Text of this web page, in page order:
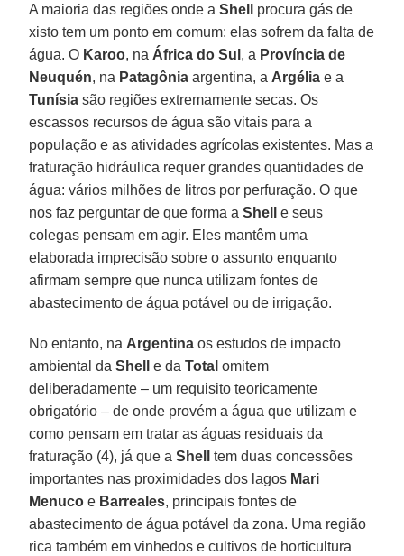
A maioria das regiões onde aShell
procura gás de
xisto tem um ponto em comum: elas sofrem da falta de
água. O Karoo, na África do Sul , a Província de
Neuquén, na Patagônia argentina, a Argélia e a
Tunísia são regiões extremamente secas. Os
escassos recursos de água são vitais para a
população e as atividades agrícolas existentes. Mas a
fraturação hidráulica requer grandes quantidades de
água: vários milhões de litros por perfuração. O que
nos faz perguntar de que forma aShell
e seus
colegas pensam em agir. Eles mantêm uma
elaborada imprecisão sobre o assunto enquanto
afirmam sempre que nunca utilizam fontes de
abastecimento de água potável ou de irrigação.
No entanto, na Argentina os estudos de impacto
ambiental daShell e daTotal omitem
deliberadamente – um requisito teoricamente
obrigatório – de onde provém a água que utilizam e
como pensam em tratar as águas residuais da
fraturação (4), já que aShell
tem duas concessões
importantes nas proximidades dos lagos Mari
Menuco e Barreales, principais fontes de
abastecimento de água potável da zona. Uma região
rica também em vinhedos e cultivos de horticultura